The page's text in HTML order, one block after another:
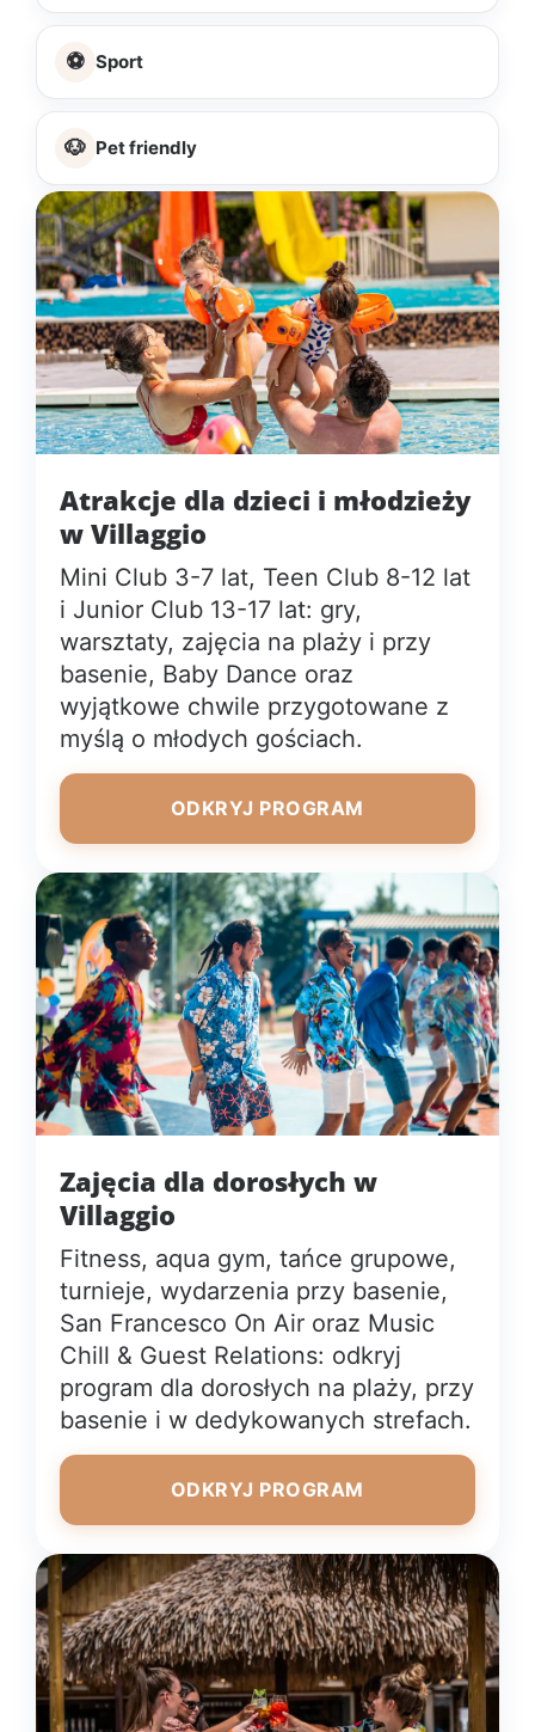
⚽ Sport
🐶 Pet friendly
Atrakcje dla dzieci i młodzieży
w Villaggio
Mini Club 3-7 lat, Teen Club 8-12 lat
i Junior Club 13-17 lat: gry,
warsztaty, zajęcia na plaży i przy
basenie, Baby Dance oraz
wyjątkowe chwile przygotowane z
myślą o młodych gościach.
ODKRYJ PROGRAM
Zajęcia dla dorosłych w
Villaggio
Fitness, aqua gym, tańce grupowe,
turnieje, wydarzenia przy basenie,
San Francesco On Air oraz Music
Chill & Guest Relations: odkryj
program dla dorosłych na plaży, przy
basenie i w dedykowanych strefach.
ODKRYJ PROGRAM